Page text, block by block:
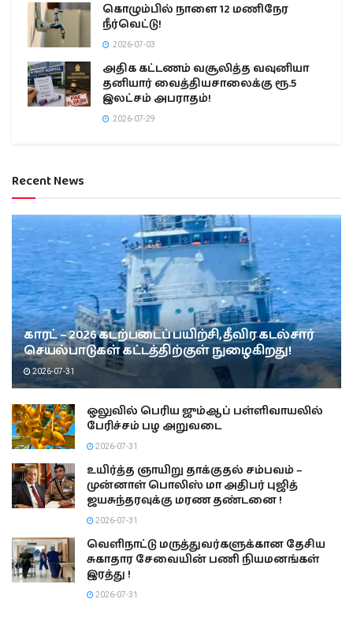
கொழும்பில் நாளை 12 மணிநேர
நீர்வெட்டு!
2026-07-03
அதிக கட்டணம் வசூலித்த வவுனியா
தனியார் வைத்தியசாலைக்கு ரூ.5
இலட்சம் அபராதம்!
2026-07-29
Recent News
காரட் – 2026 கடற்படைப் பயிற்சி, தீவிர கடல்சார்
செயல்பாடுகள் கட்டத்திற்குள் நுழைகிறது!
2026-07-31
ஒலுவில் பெரிய ஜும்ஆப் பள்ளிவாயலில்
பேரிச்சம் பழ அறுவடை
2026-07-31
உயிர்த்த ஞாயிறு தாக்குதல் சம்பவம் –
முன்னாள் பொலிஸ் மா அதிபர் புஜித்
ஜயசுந்தரவுக்கு மரண தண்டனை !
2026-07-31
வெளிநாட்டு மருத்துவர்களுக்கான தேசிய
சுகாதார சேவையின் பணி நியமனங்கள்
இரத்து !
2026-07-31